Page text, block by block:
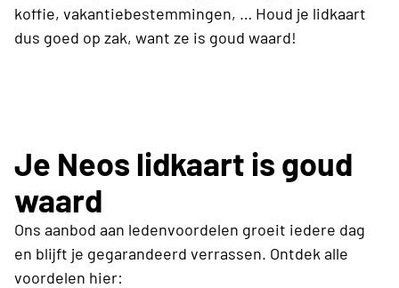
koffie, vakantiebestemmingen, … Houd je lidkaart
dus goed op zak, want ze is goud waard!
Je Neos lidkaart is goud
waard
Ons aanbod aan ledenvoordelen groeit iedere dag
en blijft je gegarandeerd verrassen. Ontdek alle
voordelen hier: